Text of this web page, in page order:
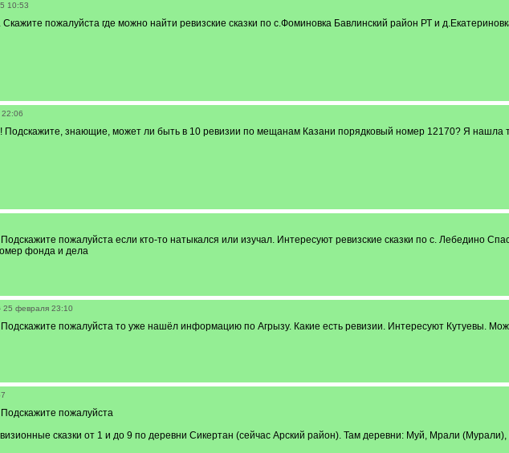
10:53
Скажите пожалуйста где можно найти ревизские сказки по с.Фоминовка Бавлинский район РТ и
22:06
Подскажите, знающие, может ли быть в 10 ревизии по мещанам Казани порядковый номер 12170? Я нашла
пожалуйста если кто-то натыкался или изучал. Интересуют ревизские сказки по с. Лебедино
фонда и дела
25 февраля 23:10
пожалуйста то уже нашёл информацию по Агрызу. Какие есть ревизии. Интересуют Кутуевы.
пожалуйста
сказки от 1 и до 9 по деревни Сикертан (сейчас Арский район). Там деревни: Муй, Мрали